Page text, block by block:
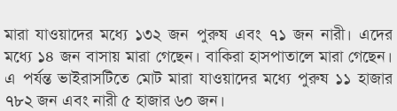
মারা যাওয়াদের মধ্যে ১৩২ জন পুরুষ এবং ৭১ জন নারী। এদের
মধ্যে ১৪ জন বাসায় মারা গেছেন। বাকিরা হাসপাতালে মারা গেছেন।
এ পর্যন্ত ভাইরাসটিতে মোট মারা যাওয়াদের মধ্যে পুরুষ ১১ হাজার
৭৮২ জন এবং নারী ৫ হাজার ৬০ জন।